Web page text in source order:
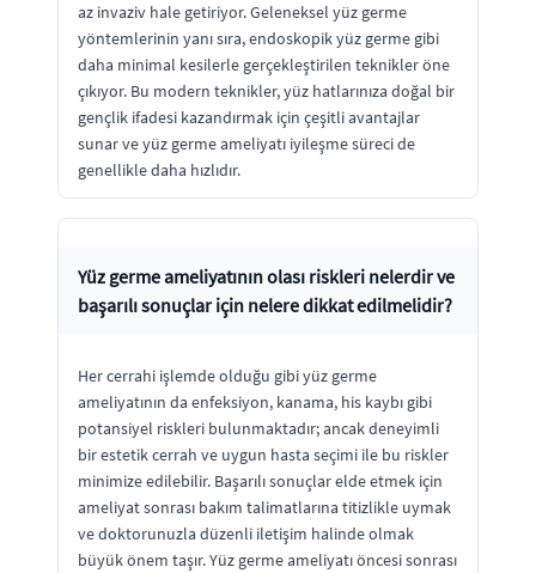
az invaziv hale getiriyor. Geleneksel yüz germe
yöntemlerinin yanı sıra, endoskopik yüz germe gibi
daha minimal kesilerle gerçekleştirilen teknikler öne
çıkıyor. Bu modern teknikler, yüz hatlarınıza doğal bir
gençlik ifadesi kazandırmak için çeşitli avantajlar
sunar ve yüz germe ameliyatı iyileşme süreci de
genellikle daha hızlıdır.
Yüz germe ameliyatının olası riskleri nelerdir ve
başarılı sonuçlar için nelere dikkat edilmelidir?
Her cerrahi işlemde olduğu gibi yüz germe
ameliyatının da enfeksiyon, kanama, his kaybı gibi
potansiyel riskleri bulunmaktadır; ancak deneyimli
bir estetik cerrah ve uygun hasta seçimi ile bu riskler
minimize edilebilir. Başarılı sonuçlar elde etmek için
ameliyat sonrası bakım talimatlarına titizlikle uymak
ve doktorunuzla düzenli iletişim halinde olmak
büyük önem taşır. Yüz germe ameliyatı öncesi sonrası